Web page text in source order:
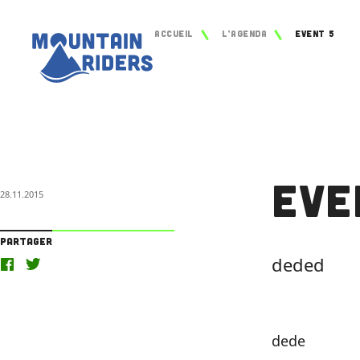
Accueil L’agenda Event 5
28.11.2015
Partager
deded
dede